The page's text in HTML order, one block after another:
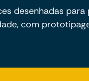
desenhadas
com